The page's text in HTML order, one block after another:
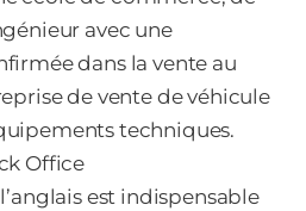
avec une
dans la vente au
de vente de véhicule
techniques.
Office
est indispensable